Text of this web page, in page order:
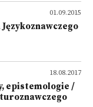
01.09.2015
18.08.2017
epistemologie /